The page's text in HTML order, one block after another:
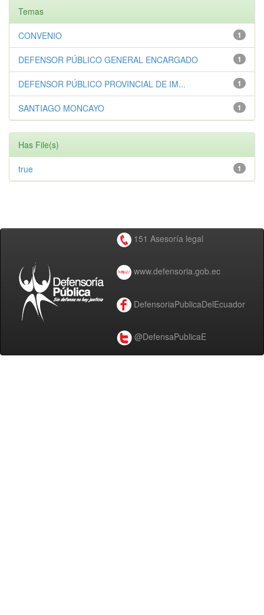
Temas
1
CONVENIO
1
DEFENSOR PÚBLICO GENERAL ENCARGADO
1
DEFENSOR PÚBLICO PROVINCIAL DE IM...
1
SANTIAGO MONCAYO
Has File(s)
1
true
151 Asesoría legal
www.defensoria.gob.ec
DefensoriaPublicaDelEcuador
@DefensaPublicaE